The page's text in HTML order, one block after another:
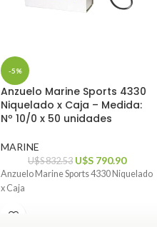
-5%
Anzuelo Marine Sports 4330
Niquelado x Caja – Medida:
Nº 10/0 x 50 unidades
MARINE
U$S832.53 U$S 790.90
Anzuelo Marine Sports 4330 Niquelado
x Caja